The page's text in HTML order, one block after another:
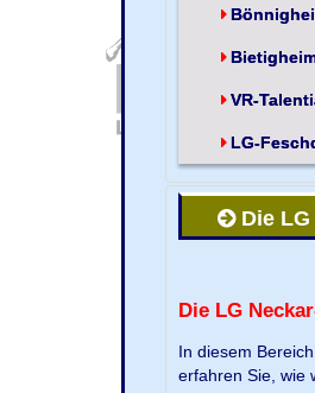
VR-
LG-
Die LG
Die LG
In diesem
erfahren Sie, wie